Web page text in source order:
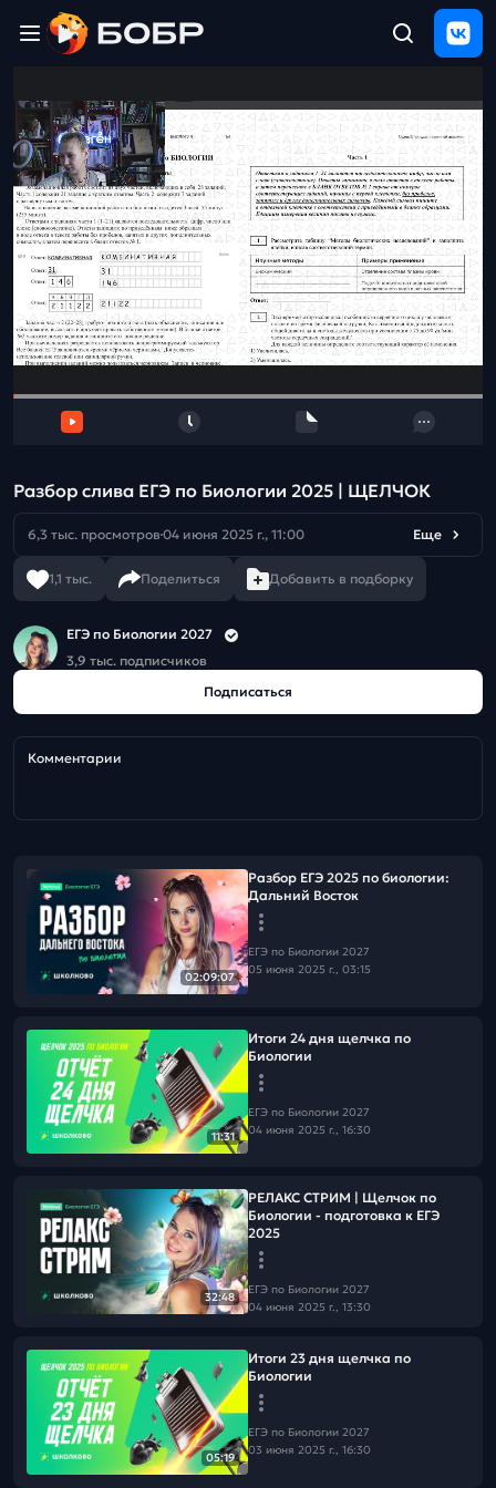
ЩЕЛЧОК
2026
Полезные
материалы
Проверка
сочинений
Тех
поддержка
и
Разбор слива ЕГЭ по Биологии 2025 | ЩЕЛЧОК
6,3 тыс. просмотров 04 июня 2025 г., 11:00 Еще
1,1 тыс. Поделиться Добавить в подборку
ЕГЭ по Биологии 2027
3,9 тыс. подписчиков
Подписаться
Комментарии
02:09:07
Разбор ЕГЭ 2025 по биологии:
Дальний Восток
ЕГЭ по Биологии 2027
05 июня 2025 г., 03:15
11:31
Итоги 24 дня щелчка по
Биологии
ЕГЭ по Биологии 2027
04 июня 2025 г., 16:30
32:48
РЕЛАКС СТРИМ | Щелчок по
Биологии - подготовка к ЕГЭ
2025
ЕГЭ по Биологии 2027
04 июня 2025 г., 13:30
05:19
Итоги 23 дня щелчка по
Биологии
ЕГЭ по Биологии 2027
03 июня 2025 г., 16:30